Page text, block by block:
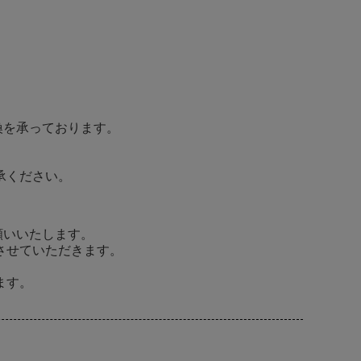
承っております。
ださい。
いたします。
ていただきます。
。